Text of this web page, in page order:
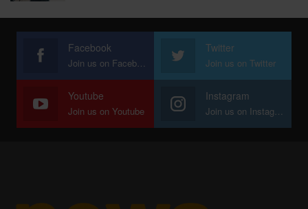
Facebook
Join us on Facebook
Twitter
Join us on Twitter
Youtube
Join us on Youtube
Instagram
Join us on Instagram